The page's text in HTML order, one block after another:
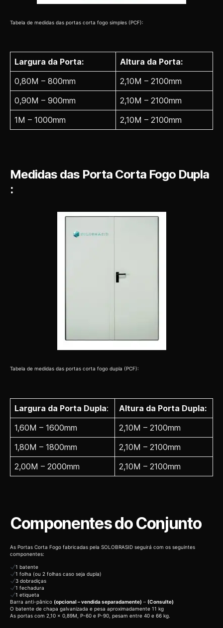
Tabela de medidas das portas corta fogo simples (PCF):
Largura da Porta:
Altura da Porta:
0,80M – 800mm
2,10M – 2100mm
0,90M – 900mm
2,10M – 2100mm
1M – 1000mm
2,10M – 2100mm
Medidas das Porta Corta Fogo Dupla
:
Tabela de medidas das portas corta fogo dupla (PCF):
Largura da Porta Dupla:
Altura da Porta Dupla:
1,60M – 1600mm
2,10M – 2100mm
1,80M – 1800mm
2,10M – 2100mm
2,00M – 2000mm
2,10M – 2100mm
Componentes do Conjunto
As Portas Corta Fogo fabricadas pela SOLOBRASID seguirá com os seguintes
componentes:
1 batente
1 folha (ou 2 folhas caso seja dupla)
3 dobradiças
1 fechadura
1 etiqueta
Barra anti-pânico (opcional – vendida separadamente) – (Consulte)
O batente de chapa galvanizada e pesa aproximadamente 11 kg
As portas com 2,10 x 0,89M, P-60 e P-90, pesam entre 40 e 66 kg.